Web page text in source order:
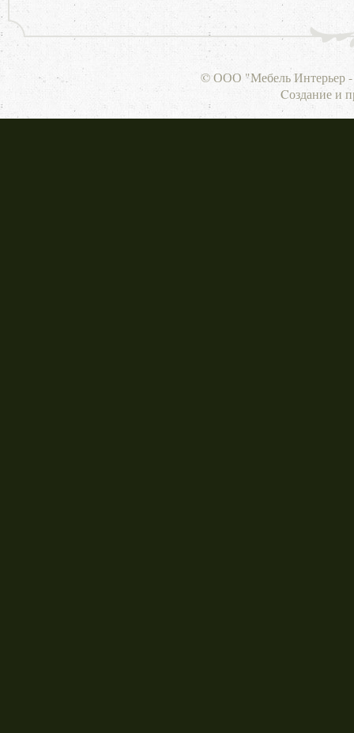
© ООО "Мебель Интерьер -
Cоздание и